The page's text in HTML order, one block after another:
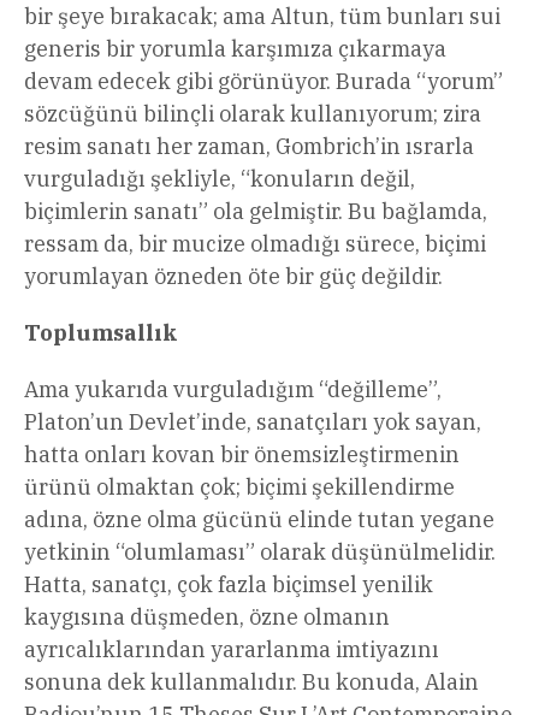
bir şeye bırakacak; ama Altun, tüm bunları sui
generis bir yorumla karşımıza çıkarmaya
devam edecek gibi görünüyor. Burada “yorum”
sözcüğünü bilinçli olarak kullanıyorum; zira
resim sanatı her zaman, Gombrich’in ısrarla
vurguladığı şekliyle, “konuların değil,
biçimlerin sanatı” ola gelmiştir. Bu bağlamda,
ressam da, bir mucize olmadığı sürece, biçimi
yorumlayan özneden öte bir güç değildir.
Toplumsallık
Ama yukarıda vurguladığım “değilleme”,
Platon’un Devlet’inde, sanatçıları yok sayan,
hatta onları kovan bir önemsizleştirmenin
ürünü olmaktan çok; biçimi şekillendirme
adına, özne olma gücünü elinde tutan yegane
yetkinin “olumlaması” olarak düşünülmelidir.
Hatta, sanatçı, çok fazla biçimsel yenilik
kaygısına düşmeden, özne olmanın
ayrıcalıklarından yararlanma imtiyazını
sonuna dek kullanmalıdır. Bu konuda, Alain